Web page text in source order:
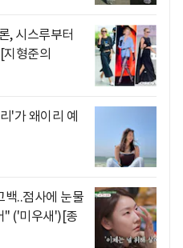
, 시스루부터
형준의
'가 왜이리 예
백..점사에 눈물
" ('미우새')[종